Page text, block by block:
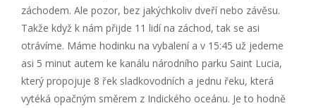
záchodem. Ale pozor, bez jakýchkoliv dveří nebo závěsu.
Takže když k nám přijde 11 lidí na záchod, tak se asi
otrávíme. Máme hodinku na vybalení a v 15:45 už jedeme
asi 5 minut autem ke kanálu národního parku Saint Lucia,
který propojuje 8 řek sladkovodních a jednu řeku, která
vytéká opačným směrem z Indického oceánu. Je to hodně